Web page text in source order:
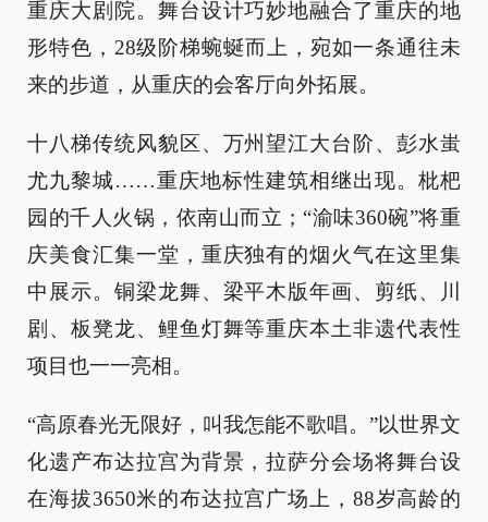
重庆大剧院。舞台设计巧妙地融合了重庆的地
形特色，28级阶梯蜿蜒而上，宛如一条通往未
来的步道，从重庆的会客厅向外拓展。
十八梯传统风貌区、万州望江大台阶、彭水蚩
尤九黎城……重庆地标性建筑相继出现。枇杷
园的千人火锅，依南山而立；“渝味360碗”将重
庆美食汇集一堂，重庆独有的烟火气在这里集
中展示。铜梁龙舞、梁平木版年画、剪纸、川
剧、板凳龙、鲤鱼灯舞等重庆本土非遗代表性
项目也一一亮相。
“高原春光无限好，叫我怎能不歌唱。”以世界文
化遗产布达拉宫为背景，拉萨分会场将舞台设
在海拔3650米的布达拉宫广场上，88岁高龄的